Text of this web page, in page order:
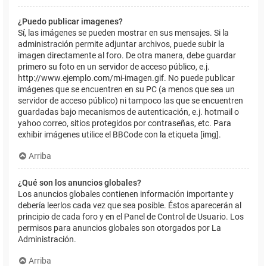
¿Puedo publicar imagenes?
Sí, las imágenes se pueden mostrar en sus mensajes. Si la
administración permite adjuntar archivos, puede subir la
imagen directamente al foro. De otra manera, debe guardar
primero su foto en un servidor de acceso público, e.j.
http://www.ejemplo.com/mi-imagen.gif. No puede publicar
imágenes que se encuentren en su PC (a menos que sea un
servidor de acceso público) ni tampoco las que se encuentren
guardadas bajo mecanismos de autenticación, e.j. hotmail o
yahoo correo, sitios protegidos por contraseñas, etc. Para
exhibir imágenes utilice el BBCode con la etiqueta [img].
Arriba
¿Qué son los anuncios globales?
Los anuncios globales contienen información importante y
debería leerlos cada vez que sea posible. Éstos aparecerán al
principio de cada foro y en el Panel de Control de Usuario. Los
permisos para anuncios globales son otorgados por La
Administración.
Arriba